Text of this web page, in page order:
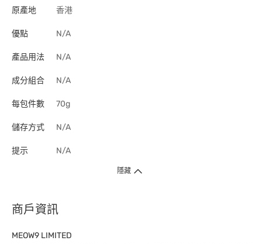
原產地 香港
優點 N/A
產品用法 N/A
成分組合 N/A
每包件數 70g
儲存方式 N/A
提示 N/A
隱藏
商戶資訊
MEOW9 LIMITED